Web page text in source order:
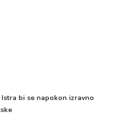
bi se napokon izravno